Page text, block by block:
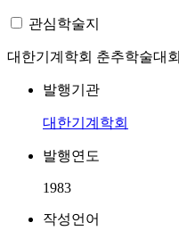
관심학술지
대한기계학회 춘추학술대회
발행기관
대한기계학회
발행연도
1983
작성언어